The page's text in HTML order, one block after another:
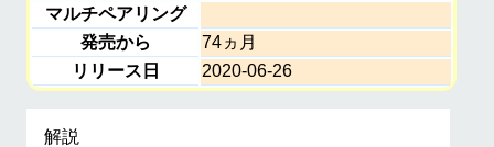
マルチペアリング
発売から
74ヵ月
リリース日
2020-06-26
解説